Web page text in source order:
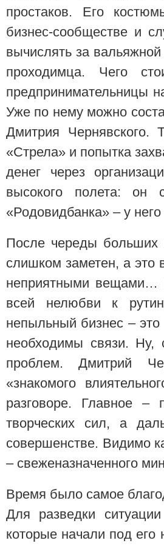
простаков. Его
бизнес-сообществе и
вычислять за
проходимца. Чего
предпринимательницы
Уже по нему можно
Дмитрия Чернявского.
«Стрела» и попытка
денег через
высокого полета: он
«Родовидбанка» – у
После череды больших
слишком заметен, а это
неприятными вещами…
всей нелюбви к
непыльный бизнес –
необходимы связи. Ну,
проблем. Дмитрий
«знакомого
разговоре. Главное –
творческих сил, а
совершенстве. Видимо
– свеженазначенного
Время было самое
Для разведки
которые начали под его